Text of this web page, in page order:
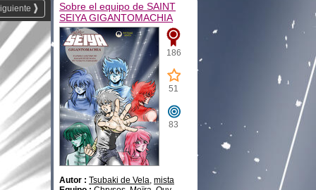
Sobre el equipo de SAINT
SEIYA GIGANTOMACHIA
186
51
83
Autor : Tsubaki de Vela, mista